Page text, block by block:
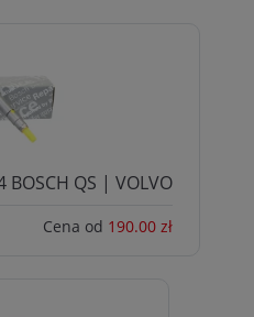
BOSCH QS | VOLVO
Cena od 190.00 zł